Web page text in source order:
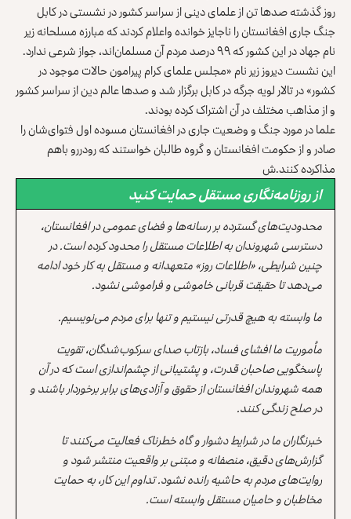
روز گذشته صدها تن از علمای دینی از سراسر کشور در نشستی در کابل
جنگ جاری افغانستان را ناجایز خوانده واعلام کردند که مبارزه مسلحانه زیر
نام جهاد در این کشور که ۹۹ درصد مردم آن مسلمان‌اند، جواز شرعی ندارد.
این نشست دیروز زیر نام «مجلس علمای کرام پیرامون حالات موجود در
کشور» در تالار لویه جرگه در کابل برگزار شد و صدها عالم دین از سراسر کشور
و از مذاهب مختلف در آن اشتراک کرده بودند.
علما در مورد جنگ و وضعیت جاری در افغانستان مسوده اول فتوای‌شان را
صادر و از حکومت افغانستان و گروه طالبان خواستند که رودررو باهم
مذاکرده کنند.ش
از روزنامه‌نگاری مستقل حمایت کنید
محدودیت‌های گسترده بر رسانه‌ها و فضای عمومی در افغانستان،
دسترسی شهروندان به اطلاعات مستقل را محدود کرده است. در
چنین شرایطی، «اطلاعات روز» متعهدانه و مستقل به کار خود ادامه
می‌دهد تا حقیقت قربانی خاموشی و فراموشی نشود.
ما وابسته به هیچ قدرتی نیستیم و تنها برای مردم می‌نویسیم.
مأموریت ما افشای فساد، بازتاب صدای سرکوب‌شدگان، تقویت
پاسخگویی صاحبان قدرت، و پشتیبانی از چشم‌اندازی است که در آن
همه شهروندان افغانستان از حقوق و آزادی‌های برابر برخوردار باشند و
در صلح زندگی کنند.
خبرنگاران ما در شرایط دشوار و گاه خطرناک فعالیت می‌کنند تا
گزارش‌های دقیق، منصفانه و مبتنی بر واقعیت منتشر شود و
روایت‌های مردم به حاشیه رانده نشود. تداوم این کار، به حمایت
مخاطبان و حامیان مستقل وابسته است.